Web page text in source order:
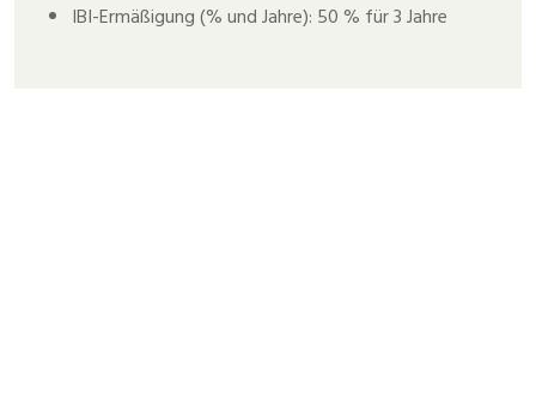
IBI-Ermäßigung (% und Jahre): 50 % für 3 Jahre